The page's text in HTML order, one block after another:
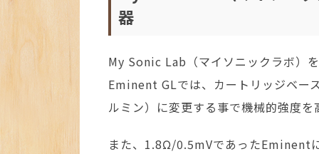
器
My Sonic Lab（マイソニックラボ）
Eminent GLでは、カートリッジベー
ルミン）に変更する事で機械的強度を
また、1.8Ω/0.5mVであったEminent